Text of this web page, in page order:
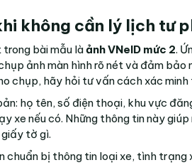
không cần lý lịch tư
bài mẫu làảnh VNeID mức 2.
ảnh màn hình rõ nét và đảm bảo
chụp, hãy hỏi tư vấn cách xác
họ tên, số điện thoại, khu vực
xe nếu có. Những thông tin này
tờ gì.
chuẩn bị thông tin loại xe, tình